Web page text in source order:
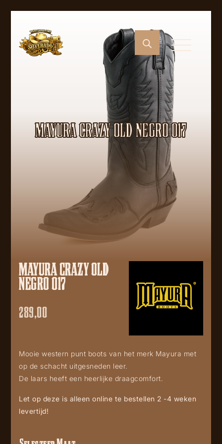
MAYURA CRAZY OLD NEGRO 017
MAYURA CRAZY OLD
NEGRO 017
289,00
Mooie western punt boots van het merk Mayura met
op de schacht uitgesneden leer.
De laars heeft een heerlijke draagcomfort.
Let op deze is alleen online te bestellen 2 -4 weken
levertijd!